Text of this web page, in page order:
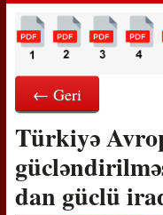
← Geri
Türkiyə
dan güclü